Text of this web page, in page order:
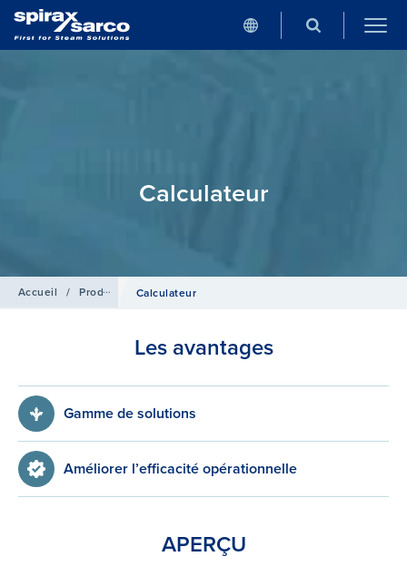
Calculateur
Accueil / Produits / Débitmétrie
Calculateur
Les avantages
Gamme de solutions
Améliorer l’efficacité opérationnelle
APERÇU